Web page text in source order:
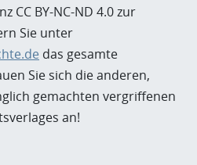
CC BY-NC-ND 4.0 zur
Sie unter
das gesamte
Sie sich die anderen,
gemachten vergriffenen
an!